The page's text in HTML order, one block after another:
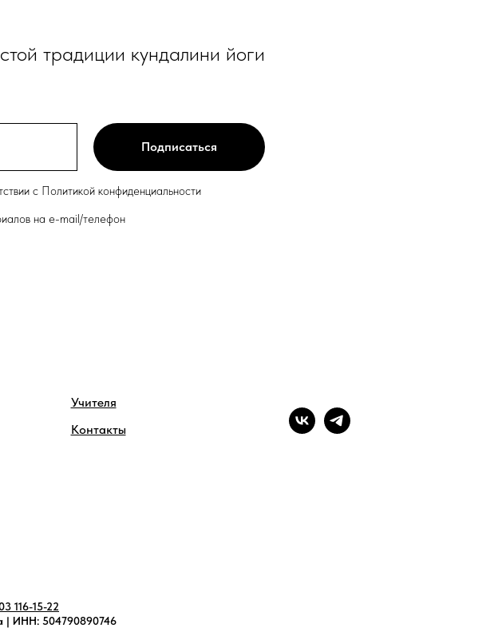
традиции кундалини йоги
с Политикой конфиденциальности
на e-mail/телефон
Подписаться
Учителя
Контакты
116-15-22
| ИНН: 504790890746